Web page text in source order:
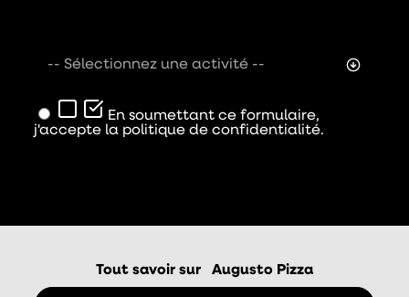
-- Sélectionnez une activité --
En soumettant ce formulaire,
j'accepte la politique de confidentialité.
Tout savoir sur Augusto Pizza